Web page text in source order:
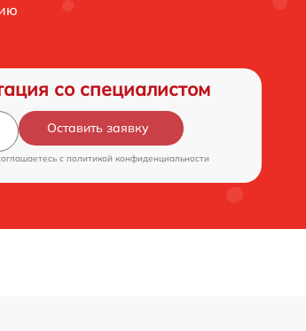
со специалистом
Оставить заявку
c политикой конфиденциальности